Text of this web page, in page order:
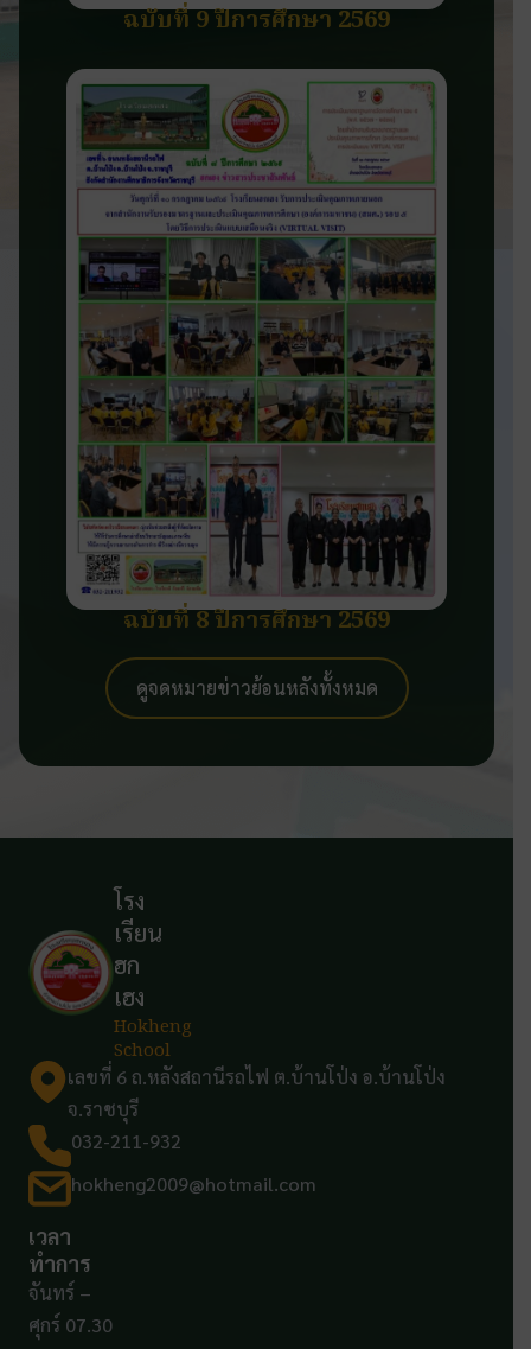
ฉบับที่ 9 ปีการศึกษา 2569
ฉบับที่ 8 ปีการศึกษา 2569
ดูจดหมายข่าวย้อนหลังทั้งหมด
โรง
เรียน
ฮก
เฮง
Hokheng
School
เลขที่ 6 ถ.หลังสถานีรถไฟ ต.บ้านโป่ง อ.บ้านโป่ง
จ.ราชบุรี
032-211-932
hokheng2009@hotmail.com
เวลา
ทำการ
จันทร์ –
ศุกร์ 07.30